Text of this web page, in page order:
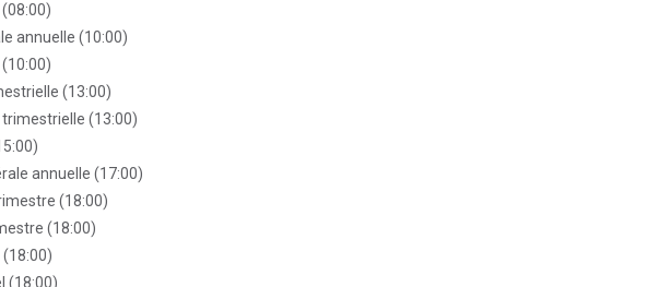
annuelle (10:00)
(13:00)
(13:00)
annuelle (17:00)
(18:00)
(18:00)
(18:00)